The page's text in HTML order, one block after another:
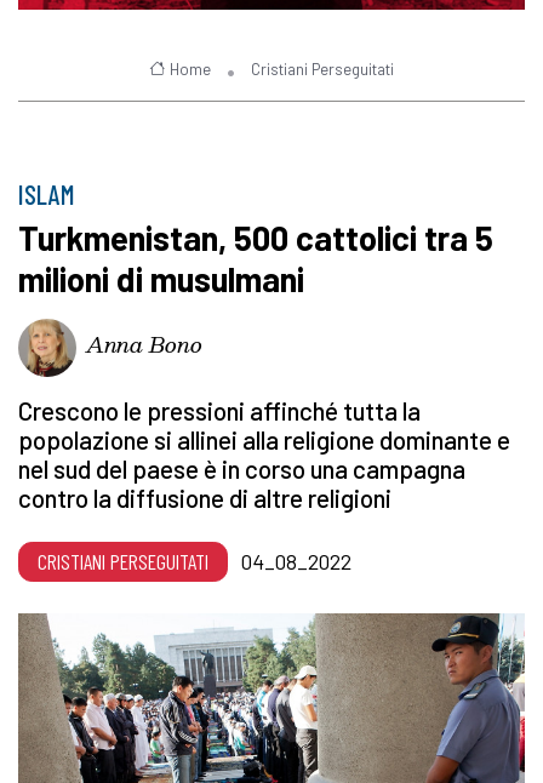
Home Cristiani Perseguitati
ISLAM
Turkmenistan, 500 cattolici tra 5
milioni di musulmani
Anna Bono
Crescono le pressioni affinché tutta la
popolazione si allinei alla religione dominante e
nel sud del paese è in corso una campagna
contro la diffusione di altre religioni
CRISTIANI PERSEGUITATI 04_08_2022